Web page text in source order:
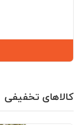
کالاهای تخفیفی